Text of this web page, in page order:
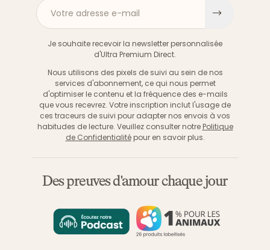
Votre adresse e-mail
Je souhaite recevoir la newsletter personnalisée
d'Ultra Premium Direct.
Nous utilisons des pixels de suivi au sein de nos
services d'abonnement, ce qui nous permet
d'optimiser le contenu et la fréquence des e-mails
que vous recevrez. Votre inscription inclut l'usage de
ces traceurs de suivi pour adapter nos envois à vos
habitudes de lecture. Veuillez consulter notre Politique
de Confidentialitépour en savoir plus.
Des preuves d'amour chaque jour